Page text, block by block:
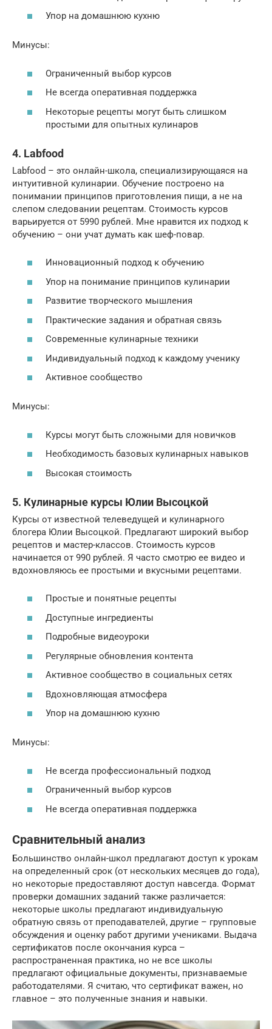
Упор на домашнюю кухню
Минусы:
Ограниченный выбор курсов
Не всегда оперативная поддержка
Некоторые рецепты могут быть слишком
простыми для опытных кулинаров
4. Labfood
Labfood – это онлайн-школа, специализирующаяся на
интуитивной кулинарии. Обучение построено на
понимании принципов приготовления пищи, а не на
слепом следовании рецептам. Стоимость курсов
варьируется от 5990 рублей. Мне нравится их подход к
обучению – они учат думать как шеф-повар.
Инновационный подход к обучению
Упор на понимание принципов кулинарии
Развитие творческого мышления
Практические задания и обратная связь
Современные кулинарные техники
Индивидуальный подход к каждому ученику
Активное сообщество
Минусы:
Курсы могут быть сложными для новичков
Необходимость базовых кулинарных навыков
Высокая стоимость
5. Кулинарные курсы Юлии Высоцкой
Курсы от известной телеведущей и кулинарного
блогера Юлии Высоцкой. Предлагают широкий выбор
рецептов и мастер-классов. Стоимость курсов
начинается от 990 рублей. Я часто смотрю ее видео и
вдохновляюсь ее простыми и вкусными рецептами.
Простые и понятные рецепты
Доступные ингредиенты
Подробные видеоуроки
Регулярные обновления контента
Активное сообщество в социальных сетях
Вдохновляющая атмосфера
Упор на домашнюю кухню
Минусы:
Не всегда профессиональный подход
Ограниченный выбор курсов
Не всегда оперативная поддержка
Сравнительный анализ
Большинство онлайн-школ предлагают доступ к урокам
на определенный срок (от нескольких месяцев до года),
но некоторые предоставляют доступ навсегда. Формат
проверки домашних заданий также различается:
некоторые школы предлагают индивидуальную
обратную связь от преподавателей, другие – групповые
обсуждения и оценку работ другими учениками. Выдача
сертификатов после окончания курса –
распространенная практика, но не все школы
предлагают официальные документы, признаваемые
работодателями. Я считаю, что сертификат важен, но
главное – это полученные знания и навыки.